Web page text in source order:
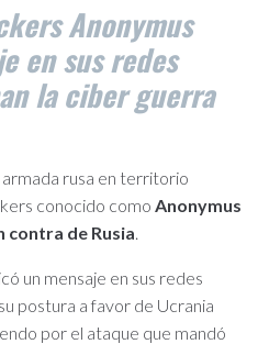
Anonymus
en sus redes
la ciber guerra
rusa en territorio
conocido como Anonymus
contra de Rusia
un mensaje en sus redes
postura a favor de Ucrania
por el ataque que mandó